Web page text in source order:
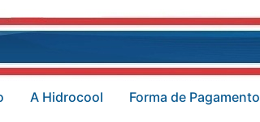
A Hidrocool Forma de Pagamento